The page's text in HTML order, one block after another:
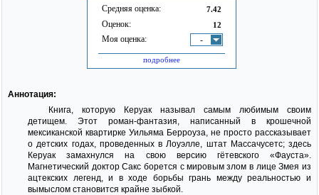
Средняя оценка: 7.42
Оценок: 12
Моя оценка: -
подробнее
Аннотация:
Книга, которую Керуак называл самым любимым своим
детищем. Этот роман-фантазия, написанный в крошечной
мексиканской квартирке Уильяма Берроуза, не просто рассказывает
о детских годах, проведенных в Лоуэлле, штат Массачусетс; здесь
Керуак замахнулся на свою версию гётевского «Фауста».
Магнетический доктор Сакс борется с мировым злом в лице Змея из
ацтекских легенд, и в ходе борьбы грань между реальностью и
вымыслом становится крайне зыбкой.